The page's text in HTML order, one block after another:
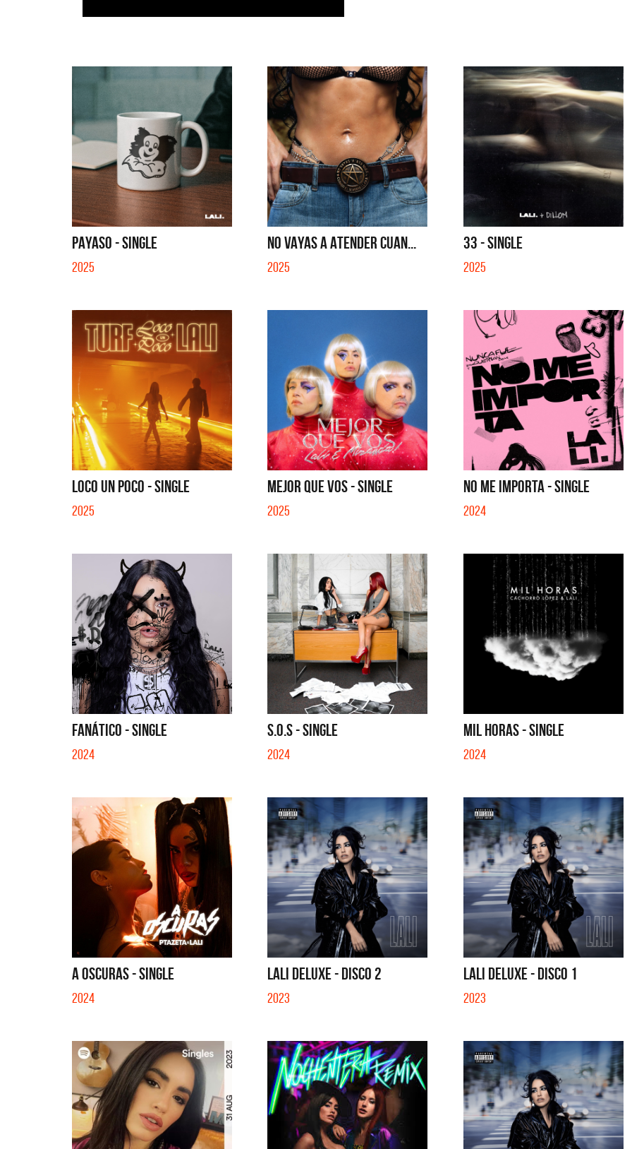
PAYASO - SINGLE
2025
NO VAYAS A ATENDER CUAN...
2025
33 - SINGLE
2025
LOCO UN POCO - SINGLE
2025
MEJOR QUE VOS - SINGLE
2025
NO ME IMPORTA - SINGLE
2024
FANÁTICO - SINGLE
2024
S.O.S - SINGLE
2024
MIL HORAS - SINGLE
2024
A OSCURAS - SINGLE
2024
LALI DELUXE - DISCO 2
2023
LALI DELUXE - DISCO 1
2023
La Joaqui
TE VI - SINGLE
Migrantes
SI NO ES CON VOS - SINGLE
Emmanuel Horvilleur
SALVADOR - SINGLE